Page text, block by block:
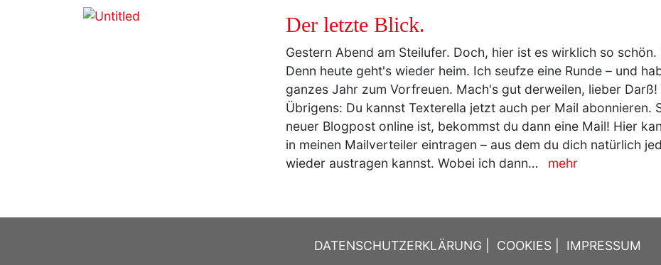
Der letzte Blick.
Gestern Abend am Steilufer. Doch, hier ist es wirklich so schön.
Denn heute geht's wieder heim. Ich seufze eine Runde – und
ganzes Jahr zum Vorfreuen. Mach's gut derweilen, lieber
Übrigens: Du kannst Texterella jetzt auch per Mail abonnieren.
neuer Blogpost online ist, bekommst du dann eine Mail! Hier
in meinen Mailverteiler eintragen – aus dem du dich natürlich
wieder austragen kannst. Wobei ich dann…
mehr
DATENSCHUTZERKLÄRUNG COOKIES IMPRESSUM